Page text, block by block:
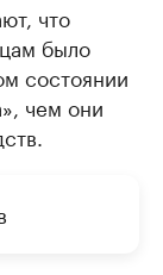
что
было
состоянии
чем они